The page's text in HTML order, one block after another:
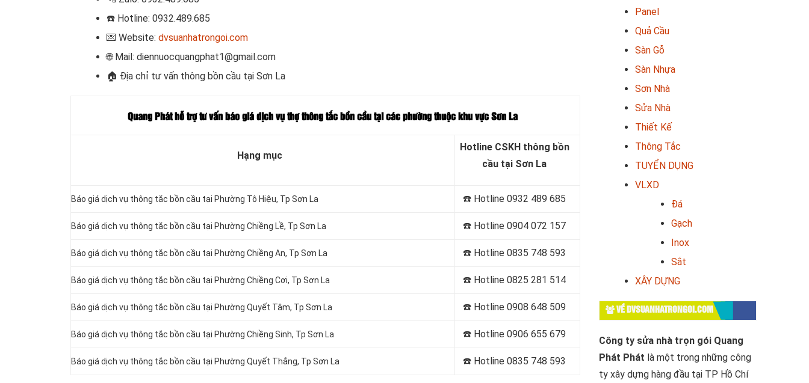
☎️ Hotline: 0932.489.685
💌 Website: dvsuanhatrongoi.com
🌐 Mail: diennuocquangphat1@gmail.com
🏠 Địa chỉ tư vấn thông bồn cầu tại Sơn La
Quang Phát hỗ trợ tư vấn báo giá dịch vụ thợ thông tắc bồn cầu tại các phường thuộc khu vực Sơn La
Hạng mục
Hotline CSKH thông bồn
cầu tại Sơn La
Báo giá dịch vụ thông tắc bồn cầu tại Phường Tô Hiệu, Tp Sơn La ☎️ Hotline 0932 489 685
Báo giá dịch vụ thông tắc bồn cầu tại Phường Chiềng Lề, Tp Sơn La ☎️ Hotline 0904 072 157
Báo giá dịch vụ thông tắc bồn cầu tại Phường Chiềng An, Tp Sơn La ☎️ Hotline 0835 748 593
Báo giá dịch vụ thông tắc bồn cầu tại Phường Chiềng Cơi, Tp Sơn La ☎️ Hotline 0825 281 514
Báo giá dịch vụ thông tắc bồn cầu tại Phường Quyết Tâm, Tp Sơn La ☎️ Hotline 0908 648 509
Báo giá dịch vụ thông tắc bồn cầu tại Phường Chiềng Sinh, Tp Sơn La ☎️ Hotline 0906 655 679
Báo giá dịch vụ thông tắc bồn cầu tại Phường Quyết Thắng, Tp Sơn La ☎️ Hotline 0835 748 593
Panel
Quả Cầu
Sàn Gỗ
Sàn Nhựa
Sơn Nhà
Sửa Nhà
Thiết Kế
Thông Tắc
TUYỂN DỤNG
VLXD
Đá
Gạch
Inox
Sắt
XÂY DỰNG
VỀ DVSUANHATRONGOI.COM
Công ty sửa nhà trọn gói Quang
Phát Phát là một trong những công
ty xây dựng hàng đầu tại TP Hồ Chí